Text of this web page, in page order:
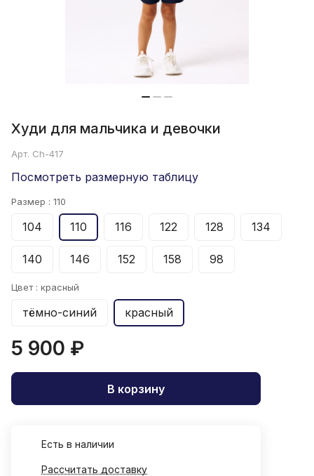
Худи для мальчика и девочки
Арт. Ch-417
Посмотреть размерную таблицу
Размер : 110
104 110 116 122 128 134
140 146 152 158 98
Цвет : красный
тёмно-синий красный
5 900 ₽
В корзину
Есть в наличии
Рассчитать доставку